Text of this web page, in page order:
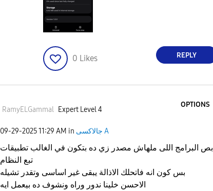
0 Likes REPLY
RamyELGammal Expert Level 4
OPTIONS
‎09-29-202511:29 AM in جالاكسى A
بص البرامج اللى ملهاش مصدر زي ده بتكون في الغالب تطبيقات
تبع النظام
بس كون انه فاتحلك الاذالة يبقى غير اساسى وتقدر تشيله
الاحسن خلينا ندور وراه ونشوف ده بيعمل ايه